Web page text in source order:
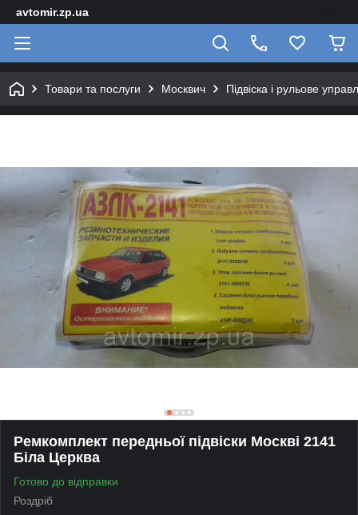
avtomir.zp.ua
Товари та послуги Москвич Підвіска і рульове
Ремкомплект передньої підвіски Москві 2141
Біла Церква
Готово до відправки
Роздріб